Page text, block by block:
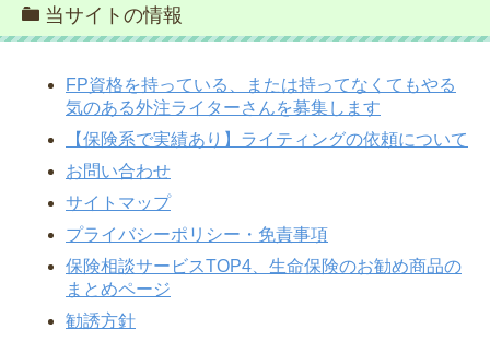
当サイトの情報
FP資格を持っている、または持ってなくてもやる
気のある外注ライターさんを募集します
【保険系で実績あり】ライティングの依頼について
お問い合わせ
サイトマップ
プライバシーポリシー・免責事項
保険相談サービスTOP4、生命保険のお勧め商品の
まとめページ
勧誘方針